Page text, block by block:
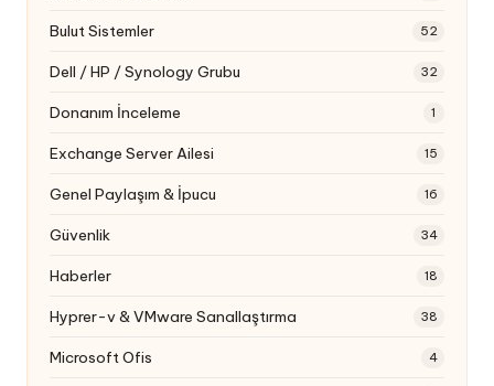
Bulut Sistemler 52
Dell / HP / Synology Grubu 32
Donanım İnceleme 1
Exchange Server Ailesi 15
Genel Paylaşım & İpucu 16
Güvenlik 34
Haberler 18
Hyprer-v & VMware Sanallaştırma 38
Microsoft Ofis 4